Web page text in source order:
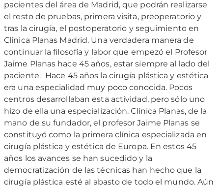
pacientes del área de Madrid, que podrán realizarse
el resto de pruebas, primera visita, preoperatorio y
tras la cirugía, el postoperatorio y seguimiento en
Clínica Planas Madrid. Una verdadera manera de
continuar la filosofía y labor que empezó el Profesor
Jaime Planas hace 45 años, estar siempre al lado del
paciente. Hace 45 años la cirugía plástica y estética
era una especialidad muy poco conocida. Pocos
centros desarrollaban esta actividad, pero sólo uno
hizo de ella una especialización. Clínica Planas, de la
mano de su fundador, el profesor Jaime Planas se
constituyó como la primera clínica especializada en
cirugía plástica y estética de Europa. En estos 45
años los avances se han sucedido y la
democratización de las técnicas han hecho que la
cirugía plástica esté al abasto de todo el mundo. Aún